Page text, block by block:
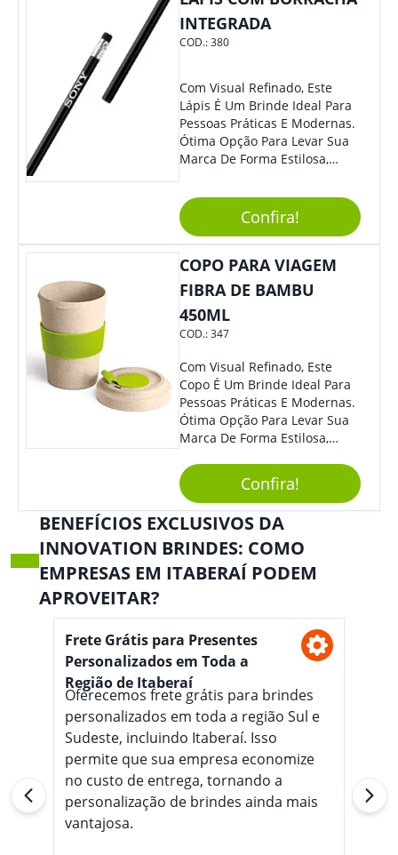
INTEGRADA
COD.:380
Com Visual Refinado, Este
Lápis É Um Brinde Ideal Para
Pessoas Práticas E Modernas.
Ótima Opção Para Levar Sua
Marca De Forma Estilosa,
Empresa Em Eventos,
Reuniões Corporativas Ou Até
Mesmo Para Presentear
Colaboradores E Parceiros De
Sua Empresa.
Confira!
COPO PARA VIAGEM
FIBRA DE BAMBU
450ML
COD.:347
Com Visual Refinado, Este
Copo É Um Brinde Ideal Para
Pessoas Práticas E Modernas.
Ótima Opção Para Levar Sua
Marca De Forma Estilosa,
Empresa Em Eventos,
Reuniões Corporativas Ou Até
Mesmo Para Presentear
Colaboradores.
Confira!
BENEFÍCIOS EXCLUSIVOS DA
INNOVATION BRINDES: COMO
EMPRESAS EM ITABERAÍ PODEM
APROVEITAR?
Frete Grátis para Presentes
Personalizados em Toda a
Região de Itaberaí
Oferecemos frete grátis para brindes
personalizados em toda a região Sul e
Sudeste, incluindo Itaberaí. Isso
permite que sua empresa economize
no custo de entrega, tornando a
personalização de brindes ainda mais
vantajosa.